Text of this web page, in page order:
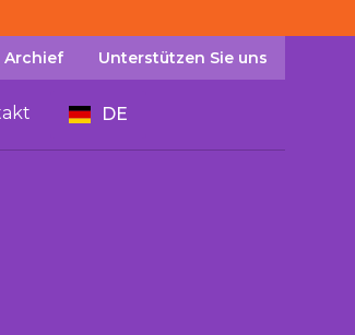
Archief Unterstützen Sie uns
DE